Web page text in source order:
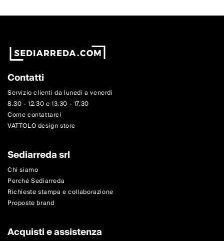
Contatti
Servizio clienti da lunedì a venerdì
8.30 - 12.30 e 13.30 - 17.30
Come contattarci
VATTOLO design store
Sediarreda srl
Chi siamo
Perché Sediarreda
Richieste stampa e collaborazione
Proposte brand
Acquisti e assistenza